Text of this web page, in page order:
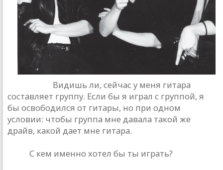
Видишь ли, сейчас у меня гитара
составляет группу. Если бы я играл с группой, я
бы освободился от гитары, но при одном
условии: чтобы группа мне давала такой же
драйв, какой дает мне гитара.
С кем именно хотел бы ты играть?